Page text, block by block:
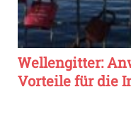
Wellengitter:
Vorteile für die